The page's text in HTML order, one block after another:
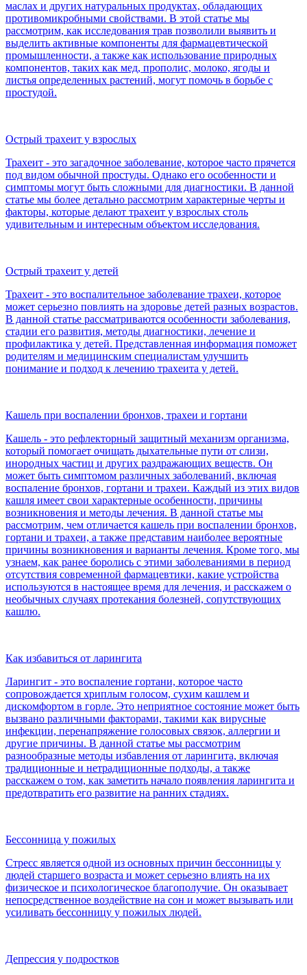
маслах и других натуральных продуктах, обладающих
противомикробными свойствами. В этой статье мы
рассмотрим, как исследования трав позволили выявить и
выделить активные компоненты для фармацевтической
промышленности, а также как использование природных
компонентов, таких как мед, прополис, молоко, ягоды и
листья определенных растений, могут помочь в борьбе с
простудой.
Острый трахеит у взрослых
Трахеит - это загадочное заболевание, которое часто прячется
под видом обычной простуды. Однако его особенности и
симптомы могут быть сложными для диагностики. В данной
статье мы более детально рассмотрим характерные черты и
факторы, которые делают трахеит у взрослых столь
удивительным и интересным объектом исследования.
Острый трахеит у детей
Трахеит - это воспалительное заболевание трахеи, которое
может серьезно повлиять на здоровье детей разных возрастов.
В данной статье рассматриваются особенности заболевания,
стадии его развития, методы диагностики, лечение и
профилактика у детей. Представленная информация поможет
родителям и медицинским специалистам улучшить
понимание и подход к лечению трахеита у детей.
Кашель при воспалении бронхов, трахеи и гортани
Кашель - это рефлекторный защитный механизм организма,
который помогает очищать дыхательные пути от слизи,
инородных частиц и других раздражающих веществ. Он
может быть симптомом различных заболеваний, включая
воспаление бронхов, гортани и трахеи. Каждый из этих видов
кашля имеет свои характерные особенности, причины
возникновения и методы лечения. В данной статье мы
рассмотрим, чем отличается кашель при воспалении бронхов,
гортани и трахеи, а также представим наиболее вероятные
причины возникновения и варианты лечения. Кроме того, мы
узнаем, как ранее боролись с этими заболеваниями в период
отсутствия современной фармацевтики, какие устройства
используются в настоящее время для лечения, и расскажем о
необычных случаях протекания болезней, сопутствующих
кашлю.
Как избавиться от ларингита
Ларингит - это воспаление гортани, которое часто
сопровождается хриплым голосом, сухим кашлем и
дискомфортом в горле. Это неприятное состояние может быть
вызвано различными факторами, такими как вирусные
инфекции, перенапряжение голосовых связок, аллергии и
другие причины. В данной статье мы рассмотрим
разнообразные методы избавления от ларингита, включая
традиционные и нетрадиционные подходы, а также
расскажем о том, как заметить начало появления ларингита и
предотвратить его развитие на ранних стадиях.
Бессонница у пожилых
Стресс является одной из основных причин бессонницы у
людей старшего возраста и может серьезно влиять на их
физическое и психологическое благополучие. Он оказывает
непосредственное воздействие на сон и может вызывать или
усиливать бессонницу у пожилых людей.
Депрессия у подростков